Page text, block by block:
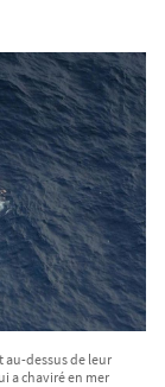
au-dessus de leur
a chaviré en mer